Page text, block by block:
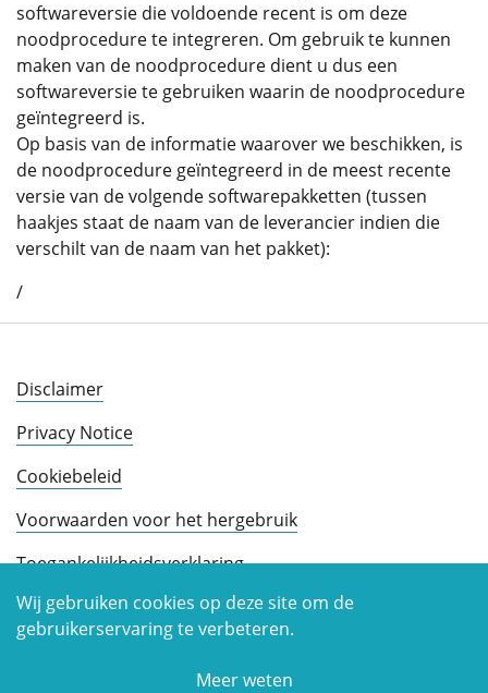
Wij gebruiken cookies op deze site om de
gebruikerservaring te verbeteren.
Meer weten
softwareversie die voldoende recent is om deze
noodprocedure te integreren. Om gebruik te kunnen
maken van de noodprocedure dient u dus een
softwareversie te gebruiken waarin de noodprocedure
geïntegreerd is.
Op basis van de informatie waarover we beschikken, is
de noodprocedure geïntegreerd in de meest recente
versie van de volgende softwarepakketten (tussen
haakjes staat de naam van de leverancier indien die
verschilt van de naam van het pakket):
/
Disclaimer
Privacy Notice
Cookiebeleid
Voorwaarden voor het hergebruik
Toegankelijkheidsverklaring